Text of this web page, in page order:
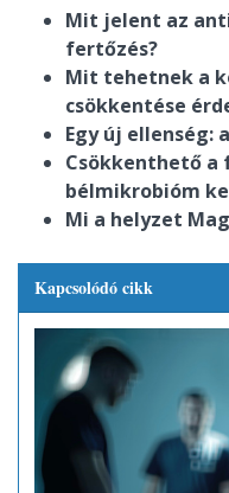
Mit jelent az
fertőzés?
Mit tehetnek a
csökkentése
Egy új ellenség:
Csökkenthető a
bélmikrobióm
Mi a helyzet
Kapcsolódó cikk